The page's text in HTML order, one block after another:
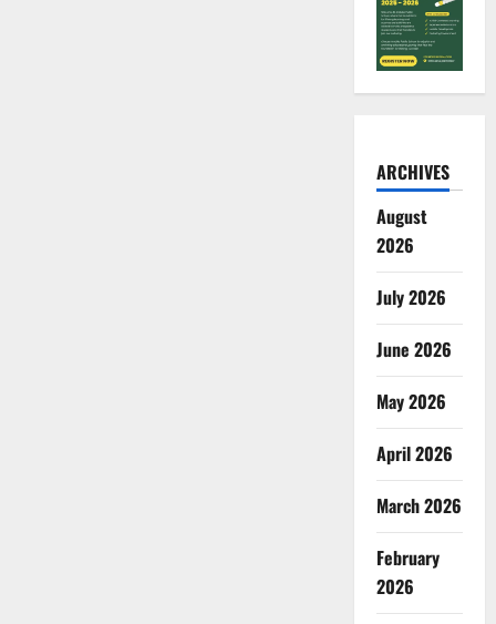
ARCHIVES
August
2026
July 2026
June 2026
May 2026
April 2026
March 2026
February
2026